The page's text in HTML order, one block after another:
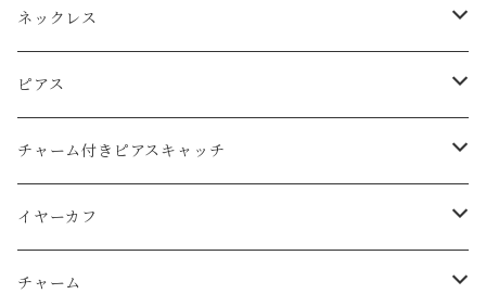
ネックレス
Ｋ14ｇｆ（ゴールドフィルド）
天然石
純銀（925sv・AS935sv）
天然石
k10
真鍮メッキ
ピアス
Ｋ14ｇｆ（ゴールドフィルド）
天然石
スワロフスキー
純銀（925sv・AS935sv）
天然石
真鍮メッキ素材
チャーム付きピアスキャッチ
K14gf
コットンレース
AS935sv・925sv
イヤーカフ
イヤーカフ
チャーム